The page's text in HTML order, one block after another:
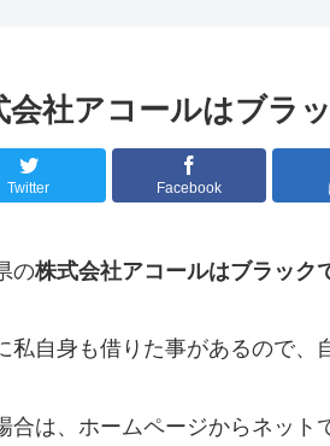
会社アコールはブラ
Twitter Facebook
の株式会社アコールはブラック
私自身も借りた事があるので、
合は、ホームページからネット